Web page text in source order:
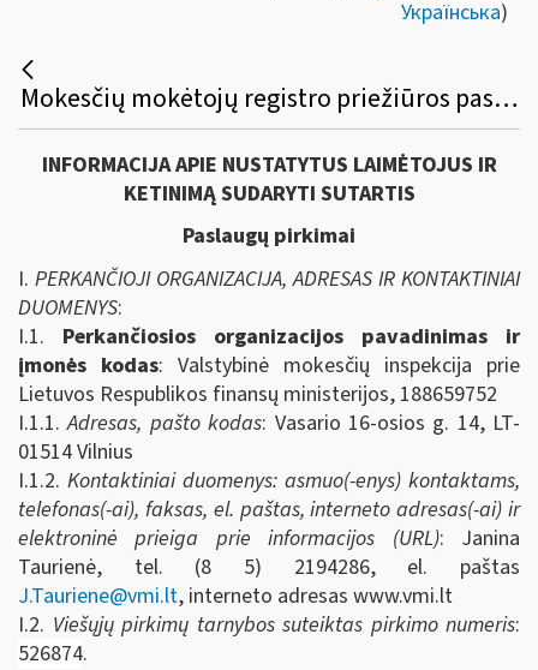
Українська)
Mokesčių mokėtojų registro priežiūros paslaugų viešasis pirkimas
INFORMACIJA APIE NUSTATYTUS LAIMĖTOJUS IR
KETINIMĄ SUDARYTI SUTARTIS
Paslaugų pirkimai
I. PERKANČIOJI ORGANIZACIJA, ADRESAS IR KONTAKTINIAI
DUOMENYS:
I.1. Perkančiosios organizacijos pavadinimas ir
įmonės kodas: Valstybinė mokesčių inspekcija prie
Lietuvos Respublikos finansų ministerijos, 188659752
I.1.1.Adresas, pašto kodas: Vasario 16-osios g. 14, LT-
01514 Vilnius
I.1.2. Kontaktiniai duomenys: asmuo(-enys) kontaktams,
telefonas(-ai), faksas, el. paštas, interneto adresas(-ai) ir
elektroninė prieiga prie informacijos (URL): Janina
Taurienė, tel. (8 5) 2194286, el. paštas
J.Tauriene@vmi.lt, interneto adresas www.vmi.lt
I.2. Viešųjų pirkimų tarnybos suteiktas pirkimo numeris:
526874.